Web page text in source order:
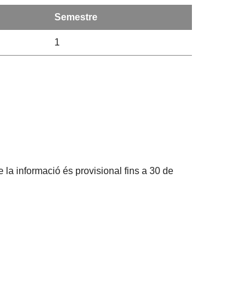
Semestre
1
la informació és provisional fins a 30 de